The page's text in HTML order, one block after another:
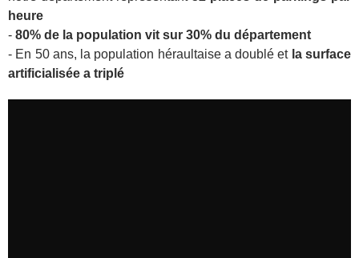
heure
- 80% de la population vit sur 30% du département
- En 50 ans, la population héraultaise a doublé etla surface
artificialisée a triplé